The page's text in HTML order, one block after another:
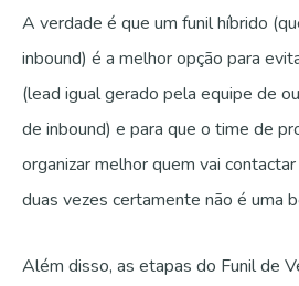
A verdade é que um funil híbrido
inbound) é a melhor opção para
(lead igual gerado pela equipe de
de inbound) e para que o time de
organizar melhor quem vai
duas vezes certamente não é uma
Além disso, as etapas do Funil de